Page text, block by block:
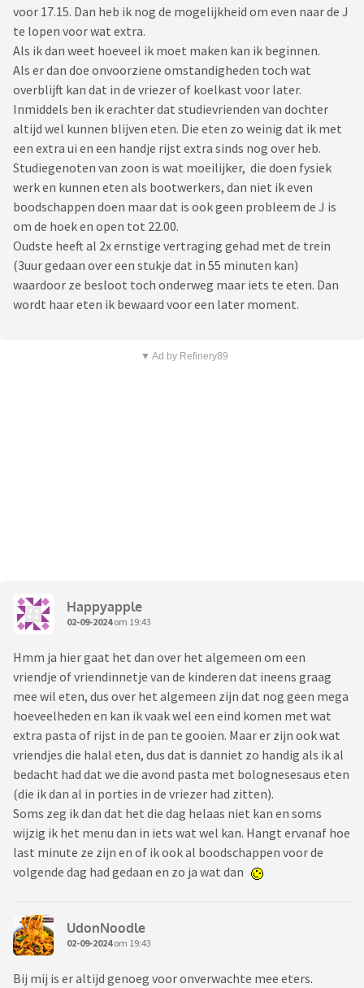
voor 17.15. Dan heb ik nog de mogelijkheid om even naar de J
te lopen voor wat extra.
Als ik dan weet hoeveel ik moet maken kan ik beginnen.
Als er dan doe onvoorziene omstandigheden toch wat
overblijft kan dat in de vriezer of koelkast voor later.
Inmiddels ben ik erachter dat studievrienden van dochter
altijd wel kunnen blijven eten. Die eten zo weinig dat ik met
een extra ui en een handje rijst extra sinds nog over heb.
Studiegenoten van zoon is wat moeilijker, die doen fysiek
werk en kunnen eten als bootwerkers, dan niet ik even
boodschappen doen maar dat is ook geen probleem de J is
om de hoek en open tot 22.00.
Oudste heeft al 2x ernstige vertraging gehad met de trein
(3uur gedaan over een stukje dat in 55 minuten kan)
waardoor ze besloot toch onderweg maar iets te eten. Dan
wordt haar eten ik bewaard voor een later moment.
▼ Ad by Refinery89
Happyapple
02-09-2024om 19:43
Hmm ja hier gaat het dan over het algemeen om een
vriendje of vriendinnetje van de kinderen dat ineens graag
mee wil eten, dus over het algemeen zijn dat nog geen mega
hoeveelheden en kan ik vaak wel een eind komen met wat
extra pasta of rijst in de pan te gooien. Maar er zijn ook wat
vriendjes die halal eten, dus dat is danniet zo handig als ik al
bedacht had dat we die avond pasta met bolognesesaus eten
(die ik dan al in porties in de vriezer had zitten).
Soms zeg ik dan dat het die dag helaas niet kan en soms
wijzig ik het menu dan in iets wat wel kan. Hangt ervanaf hoe
last minute ze zijn en of ik ook al boodschappen voor de
volgende dag had gedaan en zo ja wat dan
UdonNoodle
02-09-2024om 19:43
Bij mij is er altijd genoeg voor onverwachte mee eters.